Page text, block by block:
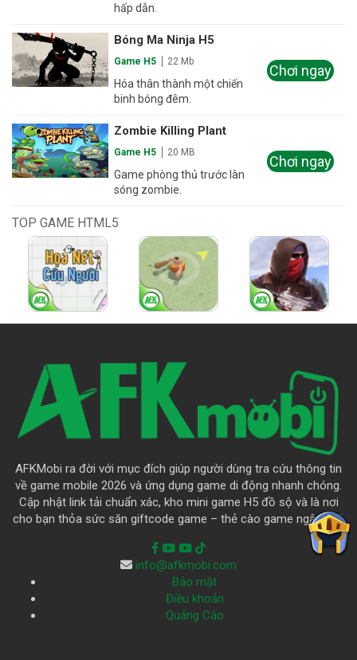
hấp dẫn.
Bóng Ma Ninja H5
Game H5 22 Mb
Hóa thân thành một chiến
binh bóng đêm.
Chơi ngay
Zombie Killing Plant
Game H5 20 MB
Game phòng thủ trước làn
sóng zombie.
Chơi ngay
TOP GAME HTML5
AFKMobi ra đời với mục đích giúp người dùng tra cứu thông tin
về game mobile 2026 và ứng dụng game di động nhanh chóng.
Cập nhật link tải chuẩn xác, kho mini game H5 đồ sộ và là nơi
cho bạn thỏa sức săn giftcode game – thẻ cào game ngập trời.
info@afkmobi.com
Bảo mật
Điều khoản
Quảng Cáo